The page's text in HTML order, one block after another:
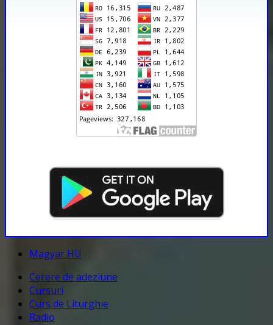
Magyar HU
Cerere de adeziune
Cursuri
Curs de Liturghie
Radio